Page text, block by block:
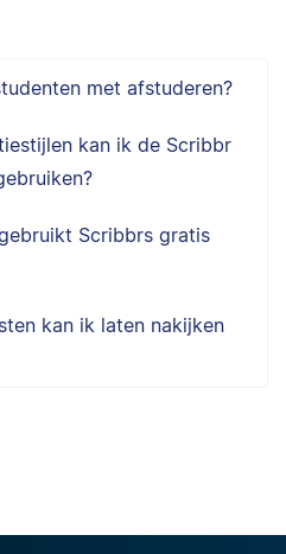
met afstuderen?
kan ik de Scribbr
Scribbrs gratis
kan ik laten nakijken